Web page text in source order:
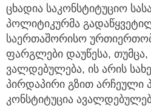
ცხადია საკონსტიტუციო
პოლიტიკურმა
საერთაშორისო
ფარგლები დაუწესა, თუმცა,
ვალდებულება, ის არის
პირდაპირი გზით არჩეული
კონსტიტუცია